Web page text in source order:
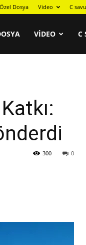
Özel Dosya Video C
VIDEO C
0
300